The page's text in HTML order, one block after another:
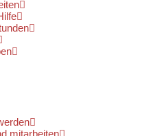
mitarbeiten